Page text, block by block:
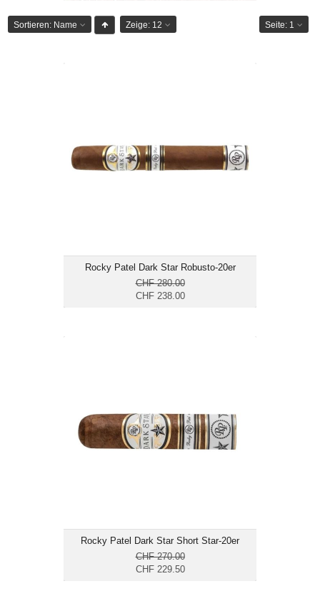
Sortieren: Name Zeige: 12 Seite: 1
Rocky Patel Dark Star Robusto-20er
CHF 280.00
CHF 238.00
Ringmass: 50
Länge: 14
mittelkräftig
Rocky Patel Dark Star Short Star-20er
CHF 270.00
CHF 229.50
Ringmass: 60
Länge: 10.2
mittelkräftig